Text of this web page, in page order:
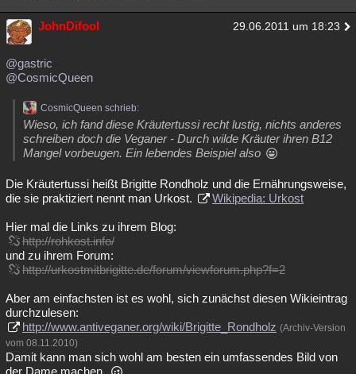
JohnDifool 29.06.2011 um 18:23
@gastric
@CosmicQueen
CosmicQueen schrieb:
Wieso, ich fand diese Kräutertussi recht lustig, nichts anderes
schreiben doch die Veganer - Durch wilde Kräuter ihren B12
Mangel vorbeugen. Ein lebendes Beispiel also
Die Kräutertussi heißt Brigitte Rondholz und die Ernährungsweise,
die sie praktiziert nennt man Urkost.
Wikipedia: Urkost
Hier mal die Links zu ihrem Blog:
http://rohkost.info/
und zu ihrem Forum:
http://urkostmitbrigitte.de/forum/viewforum.php?f=2
Aber am einfachsten ist es wohl, sich zunächst diesen Wikieintrag
durchzulesen:
http://www.antiveganer.org/wiki/Brigitte_Rondholz (Archiv-Version
vom 08.11.2010)
Damit kann man sich wohl am besten ein umfassendes Bild von
der Dame machen.